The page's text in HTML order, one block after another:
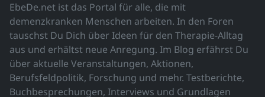
EbeDe.net ist das Portal für alle, die mit
demenzkranken Menschen arbeiten. In den Foren
tauschst Du Dich über Ideen für den Therapie-Alltag
aus und erhältst neue Anregung. Im Blog erfährst Du
über aktuelle Veranstaltungen, Aktionen,
Berufsfeldpolitik, Forschung und mehr. Testberichte,
Buchbesprechungen, Interviews und Grundlagen